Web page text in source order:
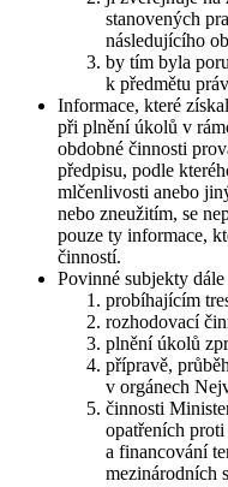
stanovených
následujícího
by tím byla
k předmětu
Informace, které
při plnění úkolů v
obdobné činnosti
předpisu, podle
mlčenlivosti anebo
nebo zneužitím, se
pouze ty informace,
činností.
Povinné subjekty
probíhajícím
rozhodovací
plnění úkolů
přípravě,
v orgánech
činnosti
opatřeních
a financování
mezinárodních